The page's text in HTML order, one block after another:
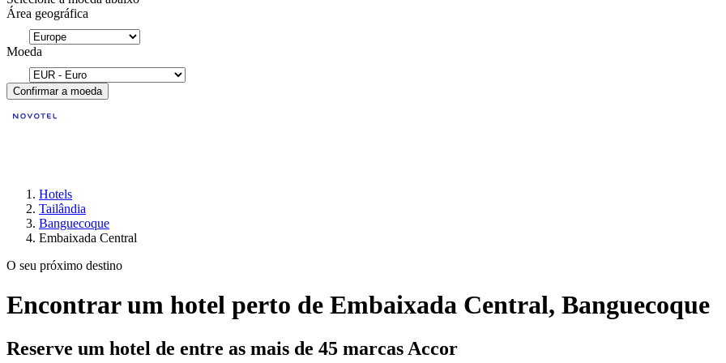
Área geográfica
Moeda
Confirmar a moeda
Hotels
Tailândia
Banguecoque
Embaixada Central
O seu próximo destino
Encontrar um hotel perto de Embaixada Central, Banguecoque
Reserve um hotel de entre as mais de 45 marcas Accor